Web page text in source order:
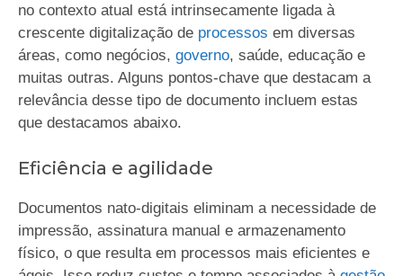
no contexto atual está intrinsecamente ligada à
crescente digitalização de processos em diversas
áreas, como negócios, governo, saúde, educação e
muitas outras. Alguns pontos-chave que destacam a
relevância desse tipo de documento incluem estas
que destacamos abaixo.
Eficiência e agilidade
Documentos nato-digitais eliminam a necessidade de
impressão, assinatura manual e armazenamento
físico, o que resulta em processos mais eficientes e